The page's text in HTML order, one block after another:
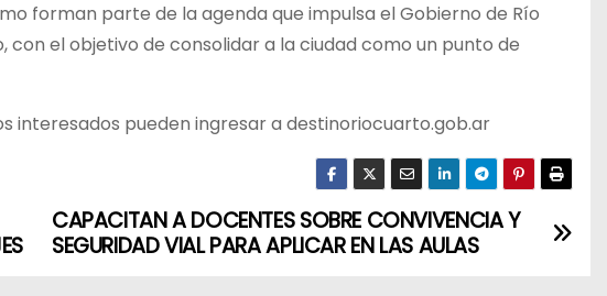
forman parte de la agenda que impulsa el Gobierno de Río
el objetivo de consolidar a la ciudad como un punto de
interesados pueden ingresar a destinoriocuarto.gob.ar
CAPACITAN A DOCENTES SOBRE CONVIVENCIA Y
SEGURIDAD VIAL PARA APLICAR EN LAS AULAS